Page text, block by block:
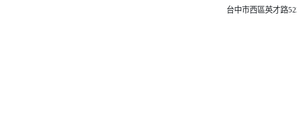
台中市西區英才路